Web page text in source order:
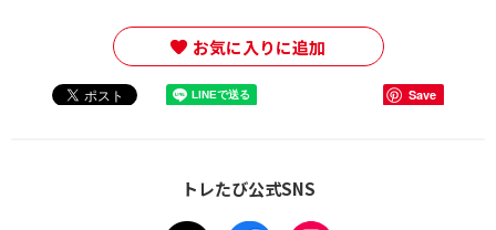
お気に入りに追加
Save
トレたび公式SNS